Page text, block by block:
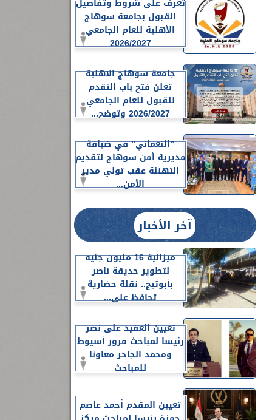
تعرف على شروط وتفاصيل
القبول بجامعة سوهاج
الأهلية للعام الجامعي
2026/2027
جامعة سوهاج الأهلية
تعلن فتح باب التقدم
للقبول للعام الجامعي
2026/2027 وتوضح...
”النعماني” في ضيافة
مديرية أمن سوهاج لتقديم
التهنئة عقب تولي مدير
الأمن...
آخر الأخبار
ميزانية 16 مليون جنيه
لتطوير حديقة ناصر
بأبوتيج.. نقلة حضارية
تحافظ على...
تعيين العقيد على نصر
رئيسا لمباحث مرور أسيوط
ومحمد الجاحر معاونا
للمباحث
تعيين المقدم أحمد عاصم